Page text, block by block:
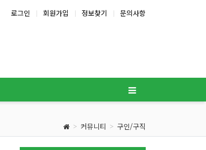
로그인 회원가입 정보찾기 문의사항
커뮤니티 구인/구직